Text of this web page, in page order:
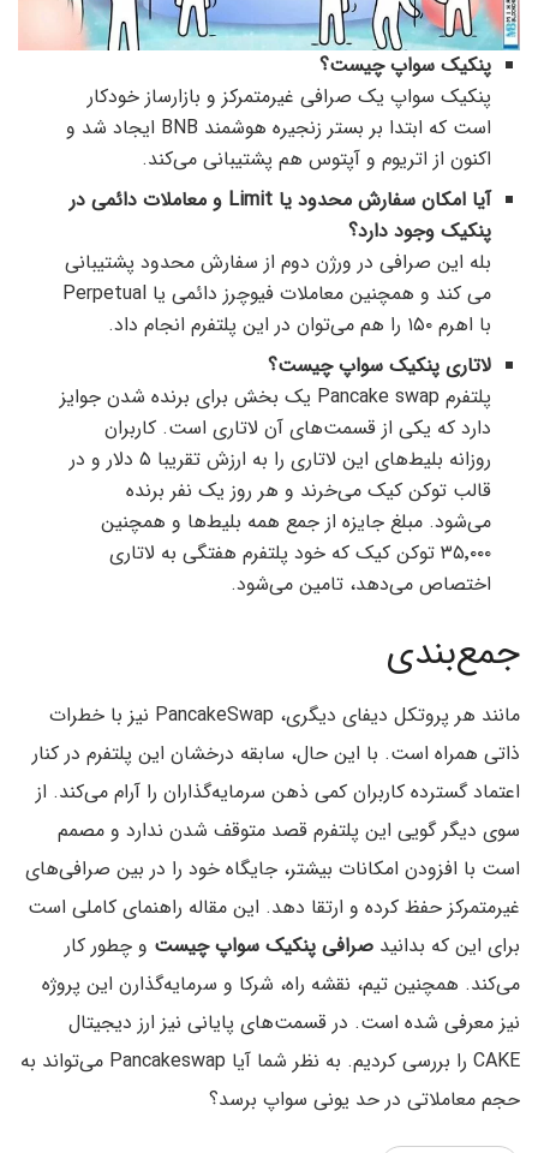
پنکیک سواپ چیست؟
پنکیک سواپ یک صرافی غیرمتمرکز و بازارساز خودکار
است که ابتدا بر بستر زنجیره هوشمند BNB ایجاد شد و
اکنون از اتریوم و آپتوس هم پشتیبانی می‌کند.
آیا امکان سفارش محدود یا Limit و معاملات دائمی در
پنکیک وجود دارد؟
بله این صرافی در ورژن دوم از سفارش محدود پشتیبانی
می کند و همچنین معاملات فیوچرز دائمی یا Perpetual
با اهرم ۱۵۰ را هم می‌توان در این پلتفرم انجام داد.
لاتاری پنکیک سواپ چیست؟
پلتفرم Pancake swap یک بخش برای برنده شدن جوایز
دارد که یکی از قسمت‌های آن لاتاری است. کاربران
روزانه بلیط‌های این لاتاری را به ارزش تقریبا ۵ دلار و در
قالب توکن کیک می‌خرند و هر روز یک نفر برنده
می‌شود. مبلغ جایزه از جمع همه بلیط‌ها و همچنین
۳۵٬۰۰۰ توکن کیک که خود پلتفرم هفتگی به لاتاری
اختصاص می‌‌دهد،‌ تامین می‌شود.
جمع‌بندی
مانند هر پروتکل دیفای دیگری، PancakeSwap نیز با خطرات
ذاتی همراه است. با این حال، سابقه درخشان این پلتفرم در کنار
اعتماد گسترده کاربران کمی ذهن سرمایه‌گذاران را آرام می‌کند. از
سوی دیگر گویی این پلتفرم قصد متوقف شدن ندارد و مصمم
است با افزودن امکانات بیشتر، جایگاه خود را در بین صرافی‌های
غیرمتمرکز حفظ کرده و ارتقا دهد. این مقاله راهنمای کاملی است
برای این که بدانید صرافی پنکیک سواپ چیست و چطور کار
می‌‌کند. همچنین تیم، نقشه راه، شرکا و سرمایه‌گذارن این پروژه
نیز معرفی شده است. در قسمت‌های پایانی نیز ارز دیجیتال
CAKE را بررسی کردیم. به نظر شما آيا Pancakeswap می‌تواند به
حجم معاملاتی در حد یونی سواپ برسد؟